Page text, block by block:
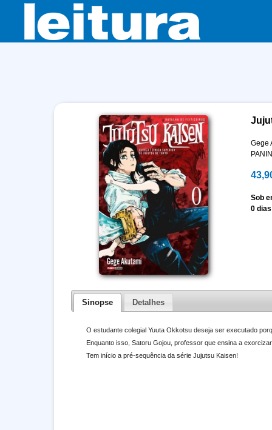
Gege
Sob
0 dias
Sinopse Detalhes
O estudante colegial Yuuta Okkotsu deseja ser executado
Enquanto isso, Satoru Gojou, professor que ensina a
Tem início a pré-sequência da série Jujutsu Kaisen!